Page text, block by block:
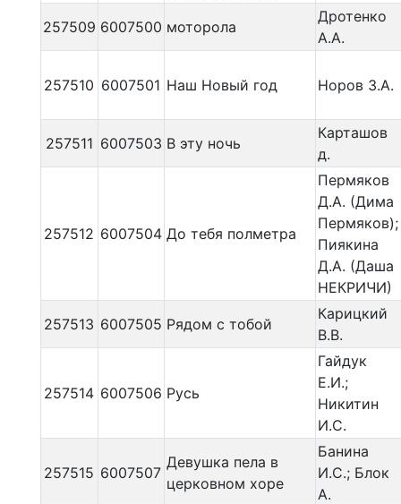
257509 6007500 моторола
Дротенко
А.А.
257510 6007501 Наш Новый год Норов З.А.
257511 6007503 В эту ночь
Карташов
д.
257512 6007504 До тебя полметра
Пермяков
Д.А. (Дима
Пермяков);
Пиякина
Д.А. (Даша
НЕКРИЧИ)
257513 6007505 Рядом с тобой
Карицкий
В.В.
257514 6007506 Русь
Гайдук
Е.И.;
Никитин
И.С.
257515 6007507
Девушка пела в
церковном хоре
Банина
И.С.; Блок
А.